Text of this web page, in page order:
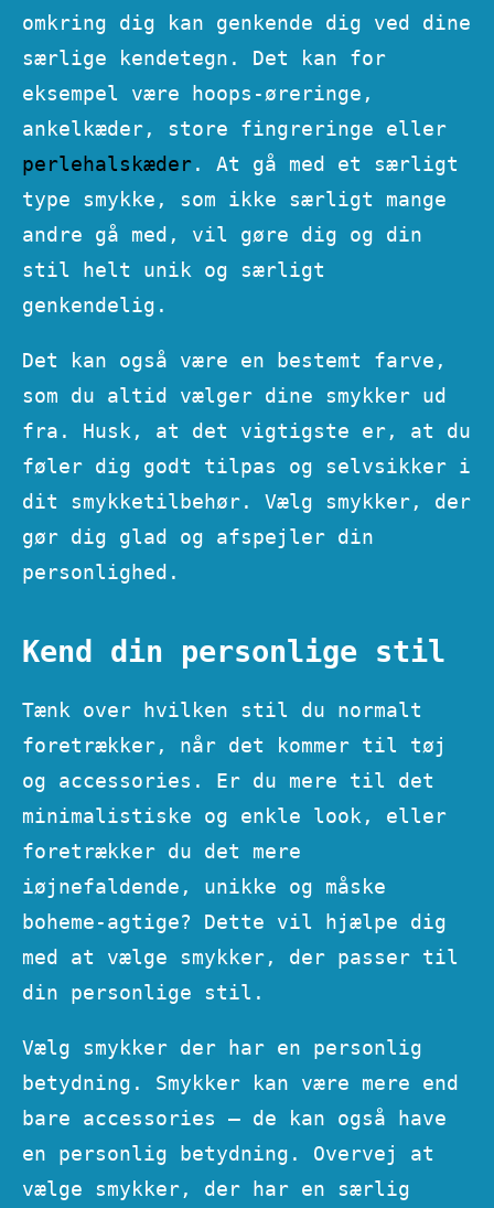
omkring dig kan genkende dig ved dine
særlige kendetegn. Det kan for
eksempel være hoops-øreringe,
ankelkæder, store fingreringe eller
perlehalskæder. At gå med et særligt
type smykke, som ikke særligt mange
andre gå med, vil gøre dig og din
stil helt unik og særligt
genkendelig.
Det kan også være en bestemt farve,
som du altid vælger dine smykker ud
fra. Husk, at det vigtigste er, at du
føler dig godt tilpas og selvsikker i
dit smykketilbehør. Vælg smykker, der
gør dig glad og afspejler din
personlighed.
Kend din personlige stil
Tænk over hvilken stil du normalt
foretrækker, når det kommer til tøj
og accessories. Er du mere til det
minimalistiske og enkle look, eller
foretrækker du det mere
iøjnefaldende, unikke og måske
boheme-agtige? Dette vil hjælpe dig
med at vælge smykker, der passer til
din personlige stil.
Vælg smykker der har en personlig
betydning. Smykker kan være mere end
bare accessories – de kan også have
en personlig betydning. Overvej at
vælge smykker, der har en særlig